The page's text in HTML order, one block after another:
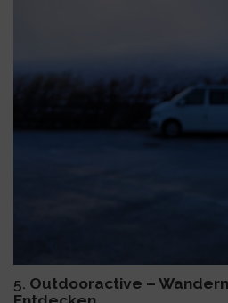
5. Outdooractive –